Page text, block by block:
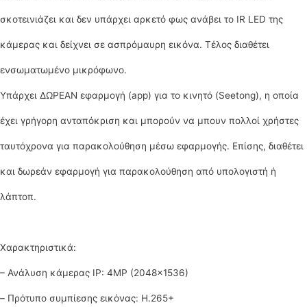
σκοτεινιάζει και δεν υπάρχει αρκετό φως ανάβει το IR LED της
κάμερας και δείχνει σε ασπρόμαυρη εικόνα. Τέλος διαθέτει
ενσωματωμένο μικρόφωνο.
Υπάρχει ΔΩΡΕΑΝ εφαρμογή (app) για το κινητό (Seetong), η οποία
έχει γρήγορη ανταπόκριση και μπορούν να μπουν πολλοί χρήστες
ταυτόχρονα για παρακολούθηση μέσω εφαρμογής. Επίσης, διαθέτει
και δωρεάν εφαρμογή για παρακολούθηση από υπολογιστή ή
λάπτοπ.
Χαρακτηριστικά:
– Ανάλυση κάμερας IP: 4MP (2048×1536)
– Πρότυπο συμπίεσης εικόνας: H.265+